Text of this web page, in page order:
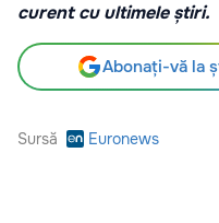
curent cu ultimele știri.
Abonați-vă la
Sursă Euronews